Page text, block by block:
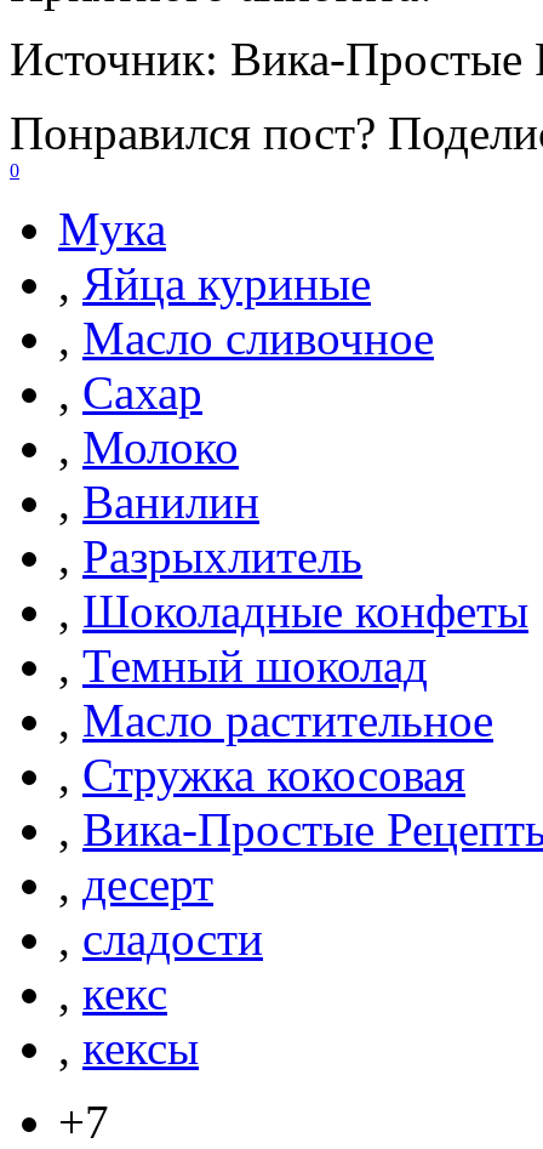
Источник: Вика-Простые
Понравился пост?
0
Мука
, Яйца куриные
, Масло сливочное
, Сахар
, Молоко
, Ванилин
, Разрыхлитель
, Шоколадные конфеты
, Темный шоколад
, Масло растительное
, Стружка кокосовая
, Вика-Простые
, десерт
, сладости
, кекс
, кексы
+7